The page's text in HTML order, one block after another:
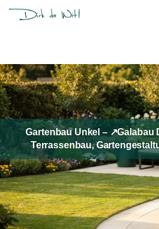
Gartenbau Unkel – ↗️Galabau
Terrassenbau,